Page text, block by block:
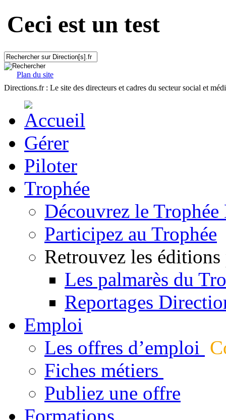
Ceci est un test
Plan du site
Directions.fr : Le site des directeurs et cadres du secteur social et
Gérer
Piloter
Trophée
Découvrez le
Participez au Trophée
Retrouvez les éditions
Les palmarès du
Reportages
Emploi
Les offres d’emploi
Fiches métiers
Publiez une offre
Formations